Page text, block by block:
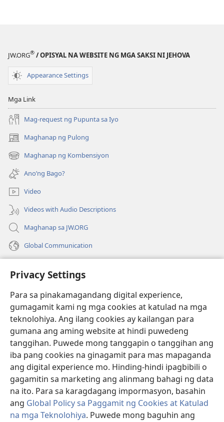
Privacy Settings
Para sa pinakamagandang digital experience,
gumagamit kami ng mga cookies at katulad na mga
teknolohiya. Ang ilang cookies ay kailangan para
gumana ang aming website at hindi puwedeng
tanggihan. Puwede mong tanggapin o tanggihan ang
iba pang cookies na ginagamit para mas mapaganda
ang digital experience mo. Hinding-hindi ipagbibili o
gagamitin sa marketing ang alinmang bahagi ng data
na ito. Para sa karagdagang impormasyon, basahin
ang Global Policy sa Paggamit ng Cookies at Katulad
na mga Teknolohiya. Puwede mong baguhin ang
Diskriminasyon?
JW.ORG® / OPISYAL NA WEBSITE NG MGA SAKSI NI JEHOVA
Appearance Settings
Mga Link
Mag-request ng Pupunta sa Iyo
Maghanap ng Pulong
(may
bubukas
na
bagong
window)
Maghanap ng Kombensiyon
(may
bubukas
na
bagong
window)
Ano’ng Bago?
Video
Videos with Audio Descriptions
Maghanap sa JW.ORG
Global Communication
(may
na
bagong
window)
Watchtower ONLINE LIBRARY™
(may
bubukas
na
bagong
window)
JW Hub ®
(may
bubukas
bagong
window)
JW Library ®
Watchtower Library®